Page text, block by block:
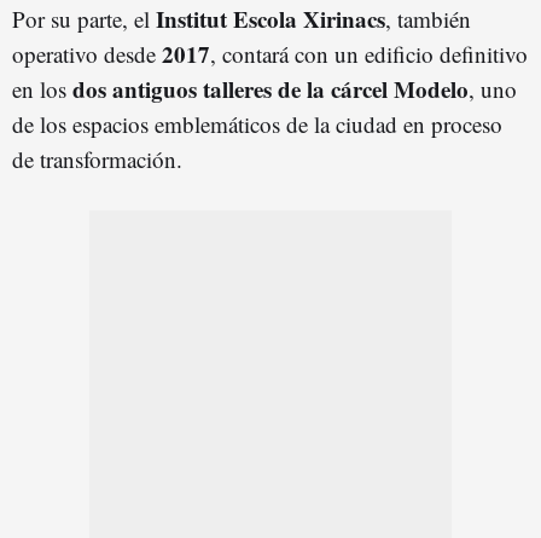
Por su parte, el Institut Escola Xirinacs, también
operativo desde 2017, contará con un edificio definitivo
en los dos antiguos talleres de la cárcel Modelo, uno
de los espacios emblemáticos de la ciudad en proceso
de transformación.